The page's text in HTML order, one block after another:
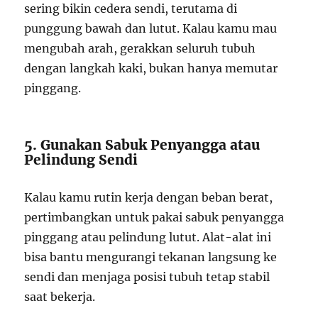
sering bikin cedera sendi, terutama di
punggung bawah dan lutut. Kalau kamu mau
mengubah arah, gerakkan seluruh tubuh
dengan langkah kaki, bukan hanya memutar
pinggang.
5. Gunakan Sabuk Penyangga atau
Pelindung Sendi
Kalau kamu rutin kerja dengan beban berat,
pertimbangkan untuk pakai sabuk penyangga
pinggang atau pelindung lutut. Alat-alat ini
bisa bantu mengurangi tekanan langsung ke
sendi dan menjaga posisi tubuh tetap stabil
saat bekerja.